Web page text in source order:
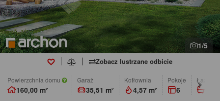
1/5
Zobacz lustrzane odbicie
Powierzchnia domu
160,00 m²
Garaż
35,51 m²
Kotłownia
4,57 m²
pokoje
6